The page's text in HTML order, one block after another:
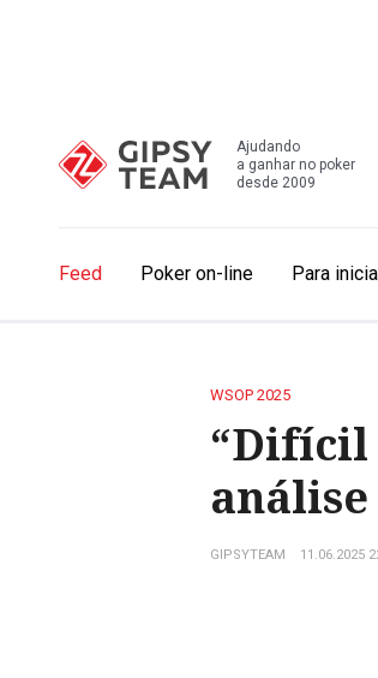
Ajudando
a ganhar no poker
desde 2009
Feed Poker on-line Para
WSOP 2025
“Difícil
análise
GIPSYTEAM 11.06.2025